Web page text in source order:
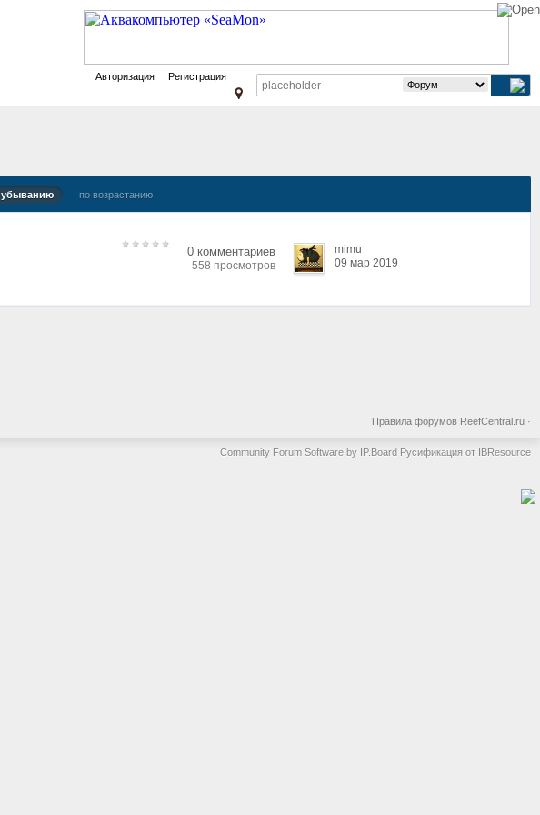
Авторизация Регистрация
убыванию по возрастанию
0 комментариев
558 просмотров
mimu
09 мар 2019
Правила форумов ReefCentral.ru ·
Community Forum Software by IP.Board Русификация от IBResource